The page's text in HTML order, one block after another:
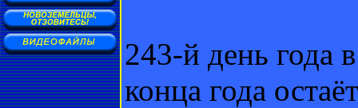
243-й день года
конца года